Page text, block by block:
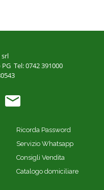
srl
Tel: 0742 391000
Ricorda Password
Servizio Whatsapp
Consigli Vendita
Catalogo domiciliare